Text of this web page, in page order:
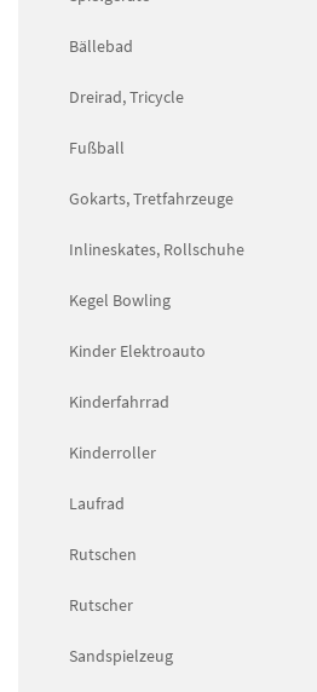
Bällebad
Dreirad, Tricycle
Fußball
Gokarts, Tretfahrzeuge
Inlineskates, Rollschuhe
Kegel Bowling
Kinder Elektroauto
Kinderfahrrad
Kinderroller
Laufrad
Rutschen
Rutscher
Sandspielzeug